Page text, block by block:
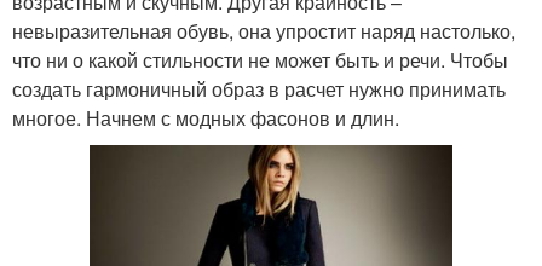
невыразительная обувь, она упростит наряд настолько,
что ни о какой стильности не может быть и речи. Чтобы
создать гармоничный образ в расчет нужно принимать
многое. Начнем с модных фасонов и длин.